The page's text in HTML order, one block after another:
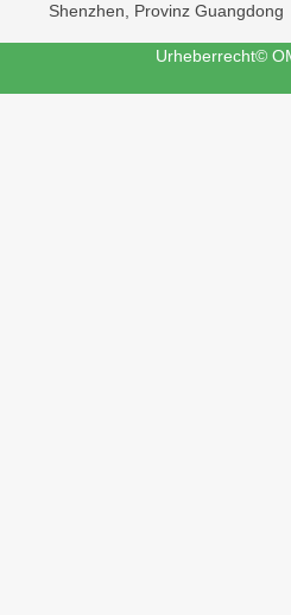
Shenzhen, Provinz Guangdong
Urheberrecht©